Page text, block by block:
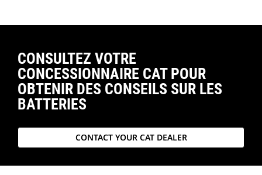
CONSULTEZ VOTRE
CONCESSIONNAIRE CAT POUR
OBTENIR DES CONSEILS SUR LES
BATTERIES
CONTACT YOUR CAT DEALER